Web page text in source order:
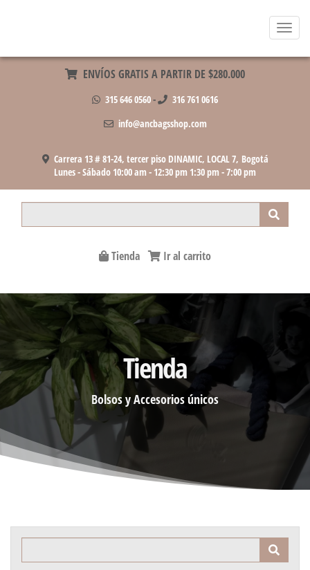
ENVÍOS GRATIS A PARTIR DE $280.000
315 646 0560-
316 761 0616
info@ancbagsshop.com
Carrera 13 # 81-24, tercer piso DINAMIC, LOCAL 7, Bogotá
Lunes - Sábado 10:00 am - 12:30 pm 1:30 pm - 7:00 pm
Tienda Ir al carrito
Menu
Tienda
Bolsos y Accesorios únicos